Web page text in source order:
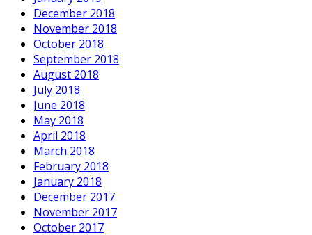
December 2018
November 2018
October 2018
September 2018
August 2018
July 2018
June 2018
May 2018
April 2018
March 2018
February 2018
January 2018
December 2017
November 2017
October 2017